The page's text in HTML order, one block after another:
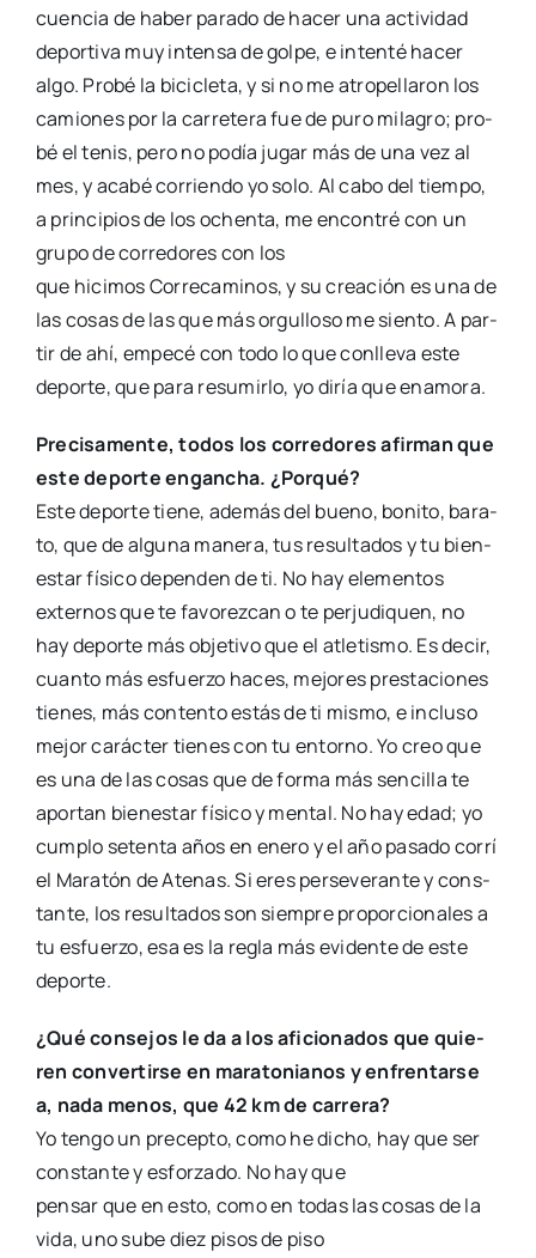
cuen­cia de haber para­do de hacer una acti­vi­dad
depor­ti­va muy inten­sa de gol­pe, e inten­té hacer
algo. Pro­bé la bici­cle­ta, y si no me atro­pe­lla­ron los
camio­nes por la carre­te­ra fue de puro mila­gro; pro­
bé el tenis, pero no podía jugar más de una vez al
mes, y aca­bé corrien­do yo solo. Al cabo del tiem­po,
a prin­ci­pios de los ochen­ta, me encon­tré con un
gru­po de corre­do­res con los
que hici­mos Corre­ca­mi­nos, y su crea­ción es una de
las cosas de las que más orgu­llo­so me sien­to. A par­
tir de ahí, empe­cé con todo lo que con­lle­va este
depor­te, que para resu­mir­lo, yo diría que ena­mo­ra.
Pre­ci­sa­men­te, todos los corre­do­res afir­man que
este depor­te engan­cha. ¿Por­qué?
Este depor­te tie­ne, ade­más del bueno, boni­to, bara­
to, que de algu­na mane­ra, tus resul­ta­dos y tu bien­
es­tar físi­co depen­den de ti. No hay ele­men­tos
exter­nos que te favo­rez­can o te per­ju­di­quen, no
hay depor­te más obje­ti­vo que el atle­tis­mo. Es decir,
cuan­to más esfuer­zo haces, mejo­res pres­ta­cio­nes
tie­nes, más con­ten­to estás de ti mis­mo, e inclu­so
mejor carác­ter tie­nes con tu entorno. Yo creo que
es una de las cosas que de for­ma más sen­ci­lla te
apor­tan bien­es­tar físi­co y men­tal. No hay edad; yo
cum­plo seten­ta años en enero y el año pasa­do corrí
el Mara­tón de Ate­nas. Si eres per­se­ve­ran­te y cons­
tan­te, los resul­ta­dos son siem­pre pro­por­cio­na­les a
tu esfuer­zo, esa es la regla más evi­den­te de este
depor­te.
¿Qué con­se­jos le da a los afi­cio­na­dos que quie­
ren con­ver­tir­se en mara­to­nia­nos y enfren­tar­se
a, nada menos, que 42 km de carre­ra?
Yo ten­go un pre­cep­to, como he dicho, hay que ser
cons­tan­te y esfor­za­do. No hay que
pen­sar que en esto, como en todas las cosas de la
vida, uno sube diez pisos de piso